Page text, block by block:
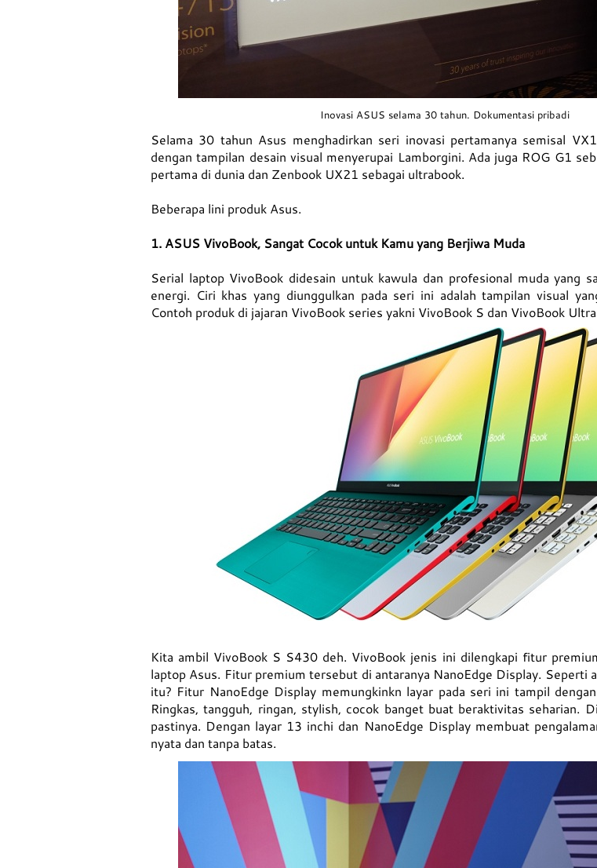
Inovasi ASUS selama 30 tahun. Dokumentasi pribadi
Selama 30 tahun Asus menghadirkan seri inovasi pertamanya semisal
dengan tampilan desain visual menyerupai Lamborgini. Ada juga ROG G1
pertama di dunia dan Zenbook UX21 sebagai ultrabook.
Beberapa lini produk Asus.
1. ASUS VivoBook, Sangat Cocok untuk Kamu yang Berjiwa Muda
Serial laptop VivoBook didesain untuk kawula dan profesional muda yang
energi. Ciri khas yang diunggulkan pada seri ini adalah tampilan visual
Contoh produk di jajaran VivoBook series yakni VivoBook S dan VivoBook
Kita ambil VivoBook S S430 deh. VivoBook jenis ini dilengkapi fitur
laptop Asus. Fitur premium tersebut di antaranya NanoEdge Display. Seperti
itu? Fitur NanoEdge Display memungkinkn layar pada seri ini tampil
Ringkas, tangguh, ringan, stylish, cocok banget buat beraktivitas seharian.
pastinya. Dengan layar 13 inchi dan NanoEdge Display membuat
nyata dan tanpa batas.